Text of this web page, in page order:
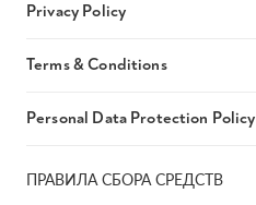
ПРАВИЛА СБОРА СРЕДСТВ
Privacy Policy
Terms & Conditions
Personal Data Protection Policy